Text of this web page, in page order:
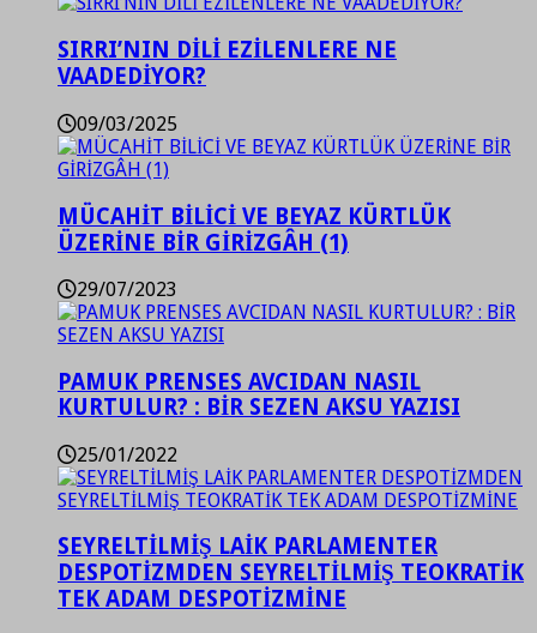
SIRRI’NIN DİLİ EZİLENLERE NE
VAADEDİYOR?
09/03/2025
MÜCAHİT BİLİCİ VE BEYAZ KÜRTLÜK
ÜZERİNE BİR GİRİZGÂH (1)
29/07/2023
PAMUK PRENSES AVCIDAN NASIL
KURTULUR? : BİR SEZEN AKSU YAZISI
25/01/2022
SEYRELTİLMİŞ LAİK PARLAMENTER
DESPOTİZMDEN SEYRELTİLMİŞ TEOKRATİK
TEK ADAM DESPOTİZMİNE